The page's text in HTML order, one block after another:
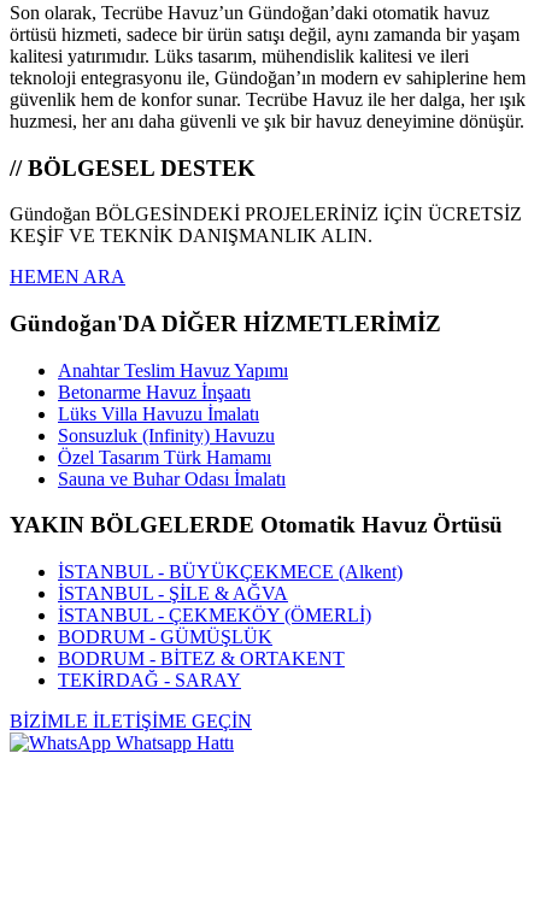
Son olarak, Tecrübe Havuz’un Gündoğan’daki otomatik havuz
örtüsü hizmeti, sadece bir ürün satışı değil, aynı zamanda bir yaşam
kalitesi yatırımıdır. Lüks tasarım, mühendislik kalitesi ve ileri
teknoloji entegrasyonu ile, Gündoğan’ın modern ev sahiplerine hem
güvenlik hem de konfor sunar. Tecrübe Havuz ile her dalga, her ışık
huzmesi, her anı daha güvenli ve şık bir havuz deneyimine dönüşür.
// BÖLGESEL DESTEK
Gündoğan BÖLGESİNDEKİ PROJELERİNİZ İÇİN ÜCRETSİZ
KEŞİF VE TEKNİK DANIŞMANLIK ALIN.
HEMEN ARA
Gündoğan'DA DİĞER HİZMETLERİMİZ
Anahtar Teslim Havuz Yapımı
Betonarme Havuz İnşaatı
Lüks Villa Havuzu İmalatı
Sonsuzluk (Infinity) Havuzu
Özel Tasarım Türk Hamamı
Sauna ve Buhar Odası İmalatı
YAKIN BÖLGELERDE Otomatik Havuz Örtüsü
İSTANBUL - BÜYÜKÇEKMECE (Alkent)
İSTANBUL - ŞİLE & AĞVA
İSTANBUL - ÇEKMEKÖY (ÖMERLİ)
BODRUM - GÜMÜŞLÜK
BODRUM - BİTEZ & ORTAKENT
TEKİRDAĞ - SARAY
BİZİMLE İLETİŞİME GEÇİN
Whatsapp Hattı